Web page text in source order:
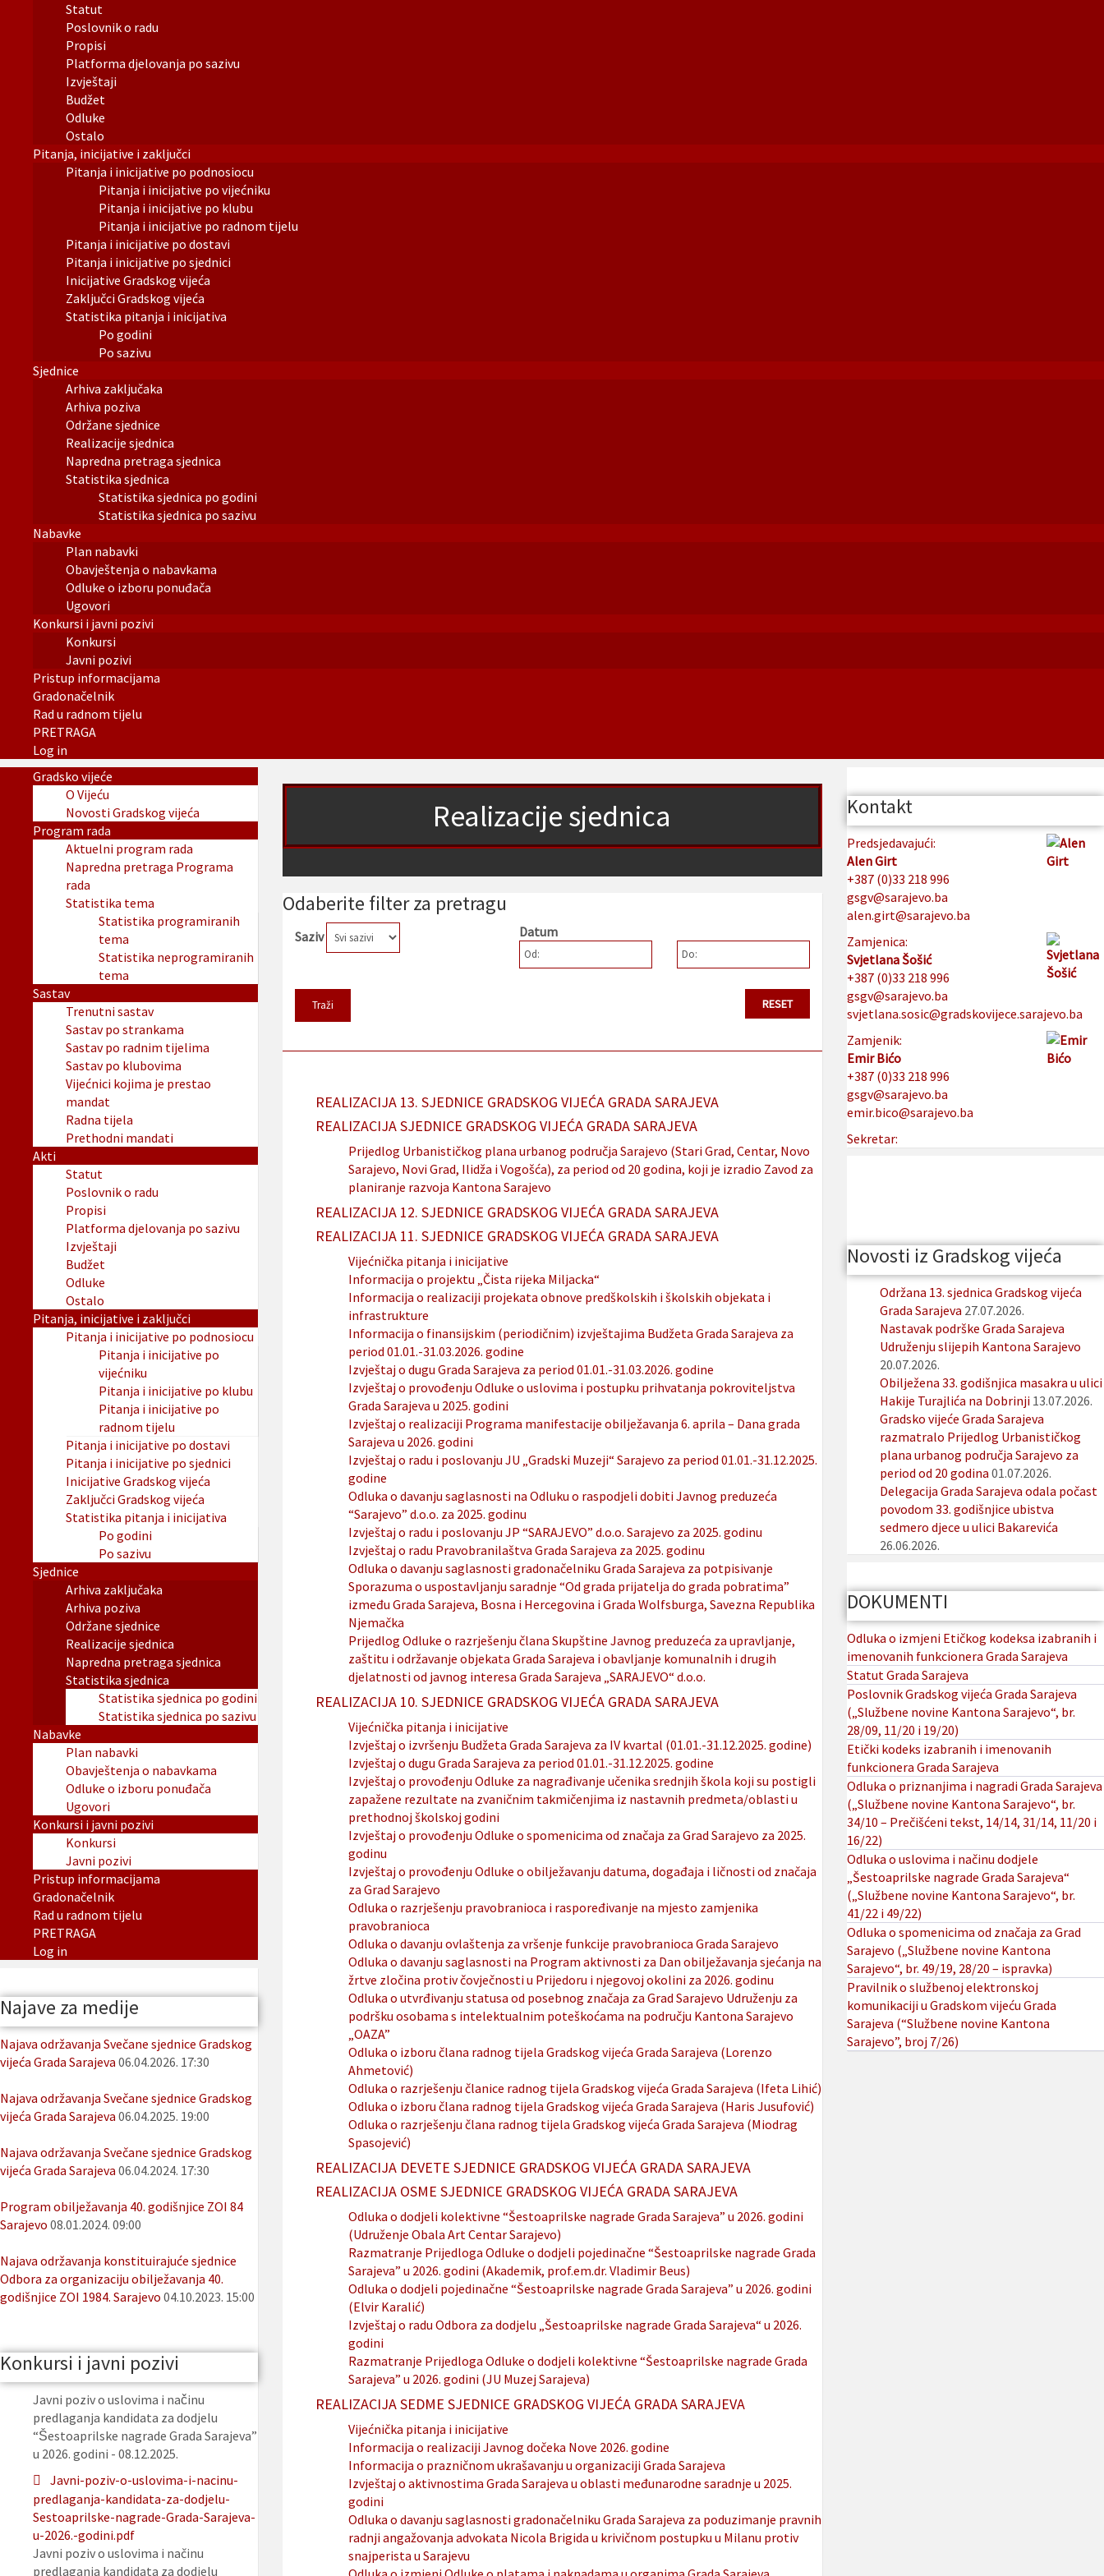
Statut
Poslovnik o radu
Propisi
Platforma djelovanja po sazivu
Izvještaji
Budžet
Odluke
Ostalo
Pitanja, inicijative i zaključci
Pitanja i inicijative po podnosiocu
Pitanja i inicijative po vijećniku
Pitanja i inicijative po klubu
Pitanja i inicijative po radnom tijelu
Pitanja i inicijative po dostavi
Pitanja i inicijative po sjednici
Inicijative Gradskog vijeća
Zaključci Gradskog vijeća
Statistika pitanja i inicijativa
Po godini
Po sazivu
Sjednice
Arhiva zaključaka
Arhiva poziva
Održane sjednice
Realizacije sjednica
Napredna pretraga sjednica
Statistika sjednica
Statistika sjednica po godini
Statistika sjednica po sazivu
Nabavke
Plan nabavki
Obavještenja o nabavkama
Odluke o izboru ponuđača
Ugovori
Konkursi i javni pozivi
Konkursi
Javni pozivi
Pristup informacijama
Gradonačelnik
Rad u radnom tijelu
PRETRAGA
Log in
Realizacije sjednica
Odaberite filter za pretragu
Saziv Datum
Od: Do:
REALIZACIJA 13. SJEDNICE GRADSKOG VIJEĆA GRADA SARAJEVA
REALIZACIJA SJEDNICE GRADSKOG VIJEĆA GRADA SARAJEVA
Prijedlog Urbanističkog plana urbanog područja Sarajevo (Stari Grad, Centar, Novo
Sarajevo, Novi Grad, Ilidža i Vogošća), za period od 20 godina, koji je izradio Zavod za
planiranje razvoja Kantona Sarajevo
REALIZACIJA 12. SJEDNICE GRADSKOG VIJEĆA GRADA SARAJEVA
REALIZACIJA 11. SJEDNICE GRADSKOG VIJEĆA GRADA SARAJEVA
Vijećnička pitanja i inicijative
Informacija o projektu „Čista rijeka Miljacka“
Informacija o realizaciji projekata obnove predškolskih i školskih objekata i
infrastrukture
Informacija o finansijskim (periodičnim) izvještajima Budžeta Grada Sarajeva za
period 01.01.-31.03.2026. godine
Izvještaj o dugu Grada Sarajeva za period 01.01.-31.03.2026. godine
Izvještaj o provođenju Odluke o uslovima i postupku prihvatanja pokroviteljstva
Grada Sarajeva u 2025. godini
Izvještaj o realizaciji Programa manifestacije obilježavanja 6. aprila – Dana grada
Sarajeva u 2026. godini
Izvještaj o radu i poslovanju JU „Gradski Muzeji“ Sarajevo za period 01.01.-31.12.2025.
godine
Odluka o davanju saglasnosti na Odluku o raspodjeli dobiti Javnog preduzeća
“Sarajevo” d.o.o. za 2025. godinu
Izvještaj o radu i poslovanju JP “SARAJEVO” d.o.o. Sarajevo za 2025. godinu
Izvještaj o radu Pravobranilaštva Grada Sarajeva za 2025. godinu
Odluka o davanju saglasnosti gradonačelniku Grada Sarajeva za potpisivanje
Sporazuma o uspostavljanju saradnje “Od grada prijatelja do grada pobratima”
između Grada Sarajeva, Bosna i Hercegovina i Grada Wolfsburga, Savezna Republika
Njemačka
Prijedlog Odluke o razrješenju člana Skupštine Javnog preduzeća za upravljanje,
zaštitu i održavanje objekata Grada Sarajeva i obavljanje komunalnih i drugih
djelatnosti od javnog interesa Grada Sarajeva „SARAJEVO“ d.o.o.
REALIZACIJA 10. SJEDNICE GRADSKOG VIJEĆA GRADA SARAJEVA
Vijećnička pitanja i inicijative
Izvještaj o izvršenju Budžeta Grada Sarajeva za IV kvartal (01.01.-31.12.2025. godine)
Izvještaj o dugu Grada Sarajeva za period 01.01.-31.12.2025. godine
Izvještaj o provođenju Odluke za nagrađivanje učenika srednjih škola koji su postigli
zapažene rezultate na zvaničnim takmičenjima iz nastavnih predmeta/oblasti u
prethodnoj školskoj godini
Izvještaj o provođenju Odluke o spomenicima od značaja za Grad Sarajevo za 2025.
godinu
Izvještaj o provođenju Odluke o obilježavanju datuma, događaja i ličnosti od značaja
za Grad Sarajevo
Odluka o razrješenju pravobranioca i raspoređivanje na mjesto zamjenika
pravobranioca
Odluka o davanju ovlaštenja za vršenje funkcije pravobranioca Grada Sarajevo
Odluka o davanju saglasnosti na Program aktivnosti za Dan obilježavanja sjećanja na
žrtve zločina protiv čovječnosti u Prijedoru i njegovoj okolini za 2026. godinu
Odluka o utvrđivanju statusa od posebnog značaja za Grad Sarajevo Udruženju za
podršku osobama s intelektualnim poteškoćama na području Kantona Sarajevo
„OAZA”
Odluka o izboru člana radnog tijela Gradskog vijeća Grada Sarajeva (Lorenzo
Ahmetović)
Odluka o razrješenju članice radnog tijela Gradskog vijeća Grada Sarajeva (Ifeta Lihić)
Odluka o izboru člana radnog tijela Gradskog vijeća Grada Sarajeva (Haris Jusufović)
Odluka o razrješenju člana radnog tijela Gradskog vijeća Grada Sarajeva (Miodrag
Spasojević)
REALIZACIJA DEVETE SJEDNICE GRADSKOG VIJEĆA GRADA SARAJEVA
REALIZACIJA OSME SJEDNICE GRADSKOG VIJEĆA GRADA SARAJEVA
Odluka o dodjeli kolektivne “Šestoaprilske nagrade Grada Sarajeva” u 2026. godini
(Udruženje Obala Art Centar Sarajevo)
Razmatranje Prijedloga Odluke o dodjeli pojedinačne “Šestoaprilske nagrade Grada
Sarajeva” u 2026. godini (Akademik, prof.em.dr. Vladimir Beus)
Odluka o dodjeli pojedinačne “Šestoaprilske nagrade Grada Sarajeva” u 2026. godini
(Elvir Karalić)
Izvještaj o radu Odbora za dodjelu „Šestoaprilske nagrade Grada Sarajeva“ u 2026.
godini
Razmatranje Prijedloga Odluke o dodjeli kolektivne “Šestoaprilske nagrade Grada
Sarajeva” u 2026. godini (JU Muzej Sarajeva)
REALIZACIJA SEDME SJEDNICE GRADSKOG VIJEĆA GRADA SARAJEVA
Vijećnička pitanja i inicijative
Informacija o realizaciji Javnog dočeka Nove 2026. godine
Informacija o prazničnom ukrašavanju u organizaciji Grada Sarajeva
Izvještaj o aktivnostima Grada Sarajeva u oblasti međunarodne saradnje u 2025.
godini
Odluka o davanju saglasnosti gradonačelniku Grada Sarajeva za poduzimanje pravnih
radnji angažovanja advokata Nicola Brigida u krivičnom postupku u Milanu protiv
snajperista u Sarajevu
Gradsko vijeće
O Vijeću
Novosti Gradskog vijeća
Program rada
Aktuelni program rada
Napredna pretraga Programa
rada
Statistika tema
Statistika programiranih
tema
Statistika neprogramiranih
tema
Sastav
Trenutni sastav
Sastav po strankama
Sastav po radnim tijelima
Sastav po klubovima
Vijećnici kojima je prestao
mandat
Radna tijela
Prethodni mandati
Akti
Statut
Poslovnik o radu
Propisi
Platforma djelovanja po sazivu
Izvještaji
Budžet
Odluke
Ostalo
Pitanja, inicijative i zaključci
Pitanja i inicijative po podnosiocu
Pitanja i inicijative po
vijećniku
Pitanja i inicijative po klubu
Pitanja i inicijative po
radnom tijelu
Pitanja i inicijative po dostavi
Pitanja i inicijative po sjednici
Inicijative Gradskog vijeća
Zaključci Gradskog vijeća
Statistika pitanja i inicijativa
Po godini
Po sazivu
Sjednice
Arhiva zaključaka
Arhiva poziva
Održane sjednice
Realizacije sjednica
Napredna pretraga sjednica
Statistika sjednica
Statistika sjednica po godini
Statistika sjednica po sazivu
Nabavke
Plan nabavki
Obavještenja o nabavkama
Odluke o izboru ponuđača
Ugovori
Konkursi i javni pozivi
Konkursi
Javni pozivi
Pristup informacijama
Gradonačelnik
Rad u radnom tijelu
PRETRAGA
Log in
Najave za medije
Najava održavanja Svečane sjednice Gradskog
vijeća Grada Sarajeva 06.04.2026. 17:30
Najava održavanja Svečane sjednice Gradskog
vijeća Grada Sarajeva 06.04.2025. 19:00
Najava održavanja Svečane sjednice Gradskog
vijeća Grada Sarajeva 06.04.2024. 17:30
Program obilježavanja 40. godišnjice ZOI 84
Sarajevo 08.01.2024. 09:00
Najava održavanja konstituirajuće sjednice
Odbora za organizaciju obilježavanja 40.
godišnjice ZOI 1984. Sarajevo 04.10.2023. 15:00
Konkursi i javni pozivi
Javni poziv o uslovima i načinu
predlaganja kandidata za dodjelu
“Šestoaprilske nagrade Grada Sarajeva”
u 2026. godini - 08.12.2025.
Javni-poziv-o-uslovima-i-nacinu-
predlaganja-kandidata-za-dodjelu-
Sestoaprilske-nagrade-Grada-Sarajeva-
u-2026.-godini.pdf
Javni poziv o uslovima i načinu
predlaganja kandidata za dodjelu
Kontakt
Predsjedavajući:
Alen Girt
+387 (0)33 218 996
gsgv@sarajevo.ba
alen.girt@sarajevo.ba
Zamjenica:
Svjetlana Šošić
+387 (0)33 218 996
gsgv@sarajevo.ba
svjetlana.sosic@gradskovijece.sarajevo.ba
Zamjenik:
Emir Bićo
+387 (0)33 218 996
gsgv@sarajevo.ba
emir.bico@sarajevo.ba
Sekretar:
Novosti iz Gradskog vijeća
Održana 13. sjednica Gradskog vijeća
Grada Sarajeva 27.07.2026.
Nastavak podrške Grada Sarajeva
Udruženju slijepih Kantona Sarajevo
20.07.2026.
Obilježena 33. godišnjica masakra u ulici
Hakije Turajlića na Dobrinji 13.07.2026.
Gradsko vijeće Grada Sarajeva
razmatralo Prijedlog Urbanističkog
plana urbanog područja Sarajevo za
period od 20 godina 01.07.2026.
Delegacija Grada Sarajeva odala počast
povodom 33. godišnjice ubistva
sedmero djece u ulici Bakarevića
26.06.2026.
DOKUMENTI
Odluka o izmjeni Etičkog kodeksa izabranih i
imenovanih funkcionera Grada Sarajeva
Statut Grada Sarajeva
Poslovnik Gradskog vijeća Grada Sarajeva
(„Službene novine Kantona Sarajevo“, br.
28/09, 11/20 i 19/20)
Etički kodeks izabranih i imenovanih
funkcionera Grada Sarajeva
Odluka o priznanjima i nagradi Grada Sarajeva
(„Službene novine Kantona Sarajevo“, br.
34/10 – Prečišćeni tekst, 14/14, 31/14, 11/20 i
16/22)
Odluka o uslovima i načinu dodjele
„Šestoaprilske nagrade Grada Sarajeva“
(„Službene novine Kantona Sarajevo“, br.
41/22 i 49/22)
Odluka o spomenicima od značaja za Grad
Sarajevo („Službene novine Kantona
Sarajevo“, br. 49/19, 28/20 – ispravka)
Pravilnik o službenoj elektronskoj
komunikaciji u Gradskom vijeću Grada
Sarajeva (“Službene novine Kantona
Sarajevo”, broj 7/26)